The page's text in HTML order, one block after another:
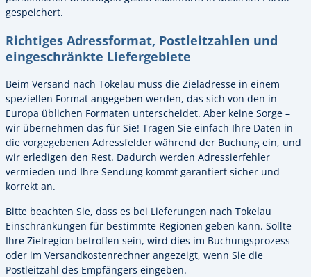
gespeichert.
Richtiges Adressformat, Postleitzahlen und
eingeschränkte Liefergebiete
Beim Versand nach Tokelau muss die Zieladresse in einem
speziellen Format angegeben werden, das sich von den in
Europa üblichen Formaten unterscheidet. Aber keine Sorge –
wir übernehmen das für Sie! Tragen Sie einfach Ihre Daten in
die vorgegebenen Adressfelder während der Buchung ein, und
wir erledigen den Rest. Dadurch werden Adressierfehler
vermieden und Ihre Sendung kommt garantiert sicher und
korrekt an.
Bitte beachten Sie, dass es bei Lieferungen nach Tokelau
Einschränkungen für bestimmte Regionen geben kann. Sollte
Ihre Zielregion betroffen sein, wird dies im Buchungsprozess
oder im Versandkostenrechner angezeigt, wenn Sie die
Postleitzahl des Empfängers eingeben.